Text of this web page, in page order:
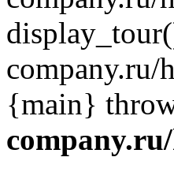
company.ru/
{main}